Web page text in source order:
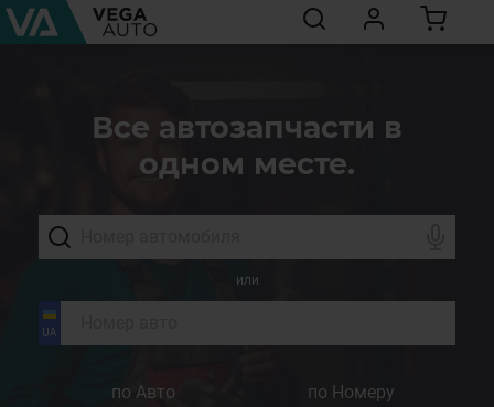
Все автозапчасти в
одном месте.
или
по Авто по Номеру